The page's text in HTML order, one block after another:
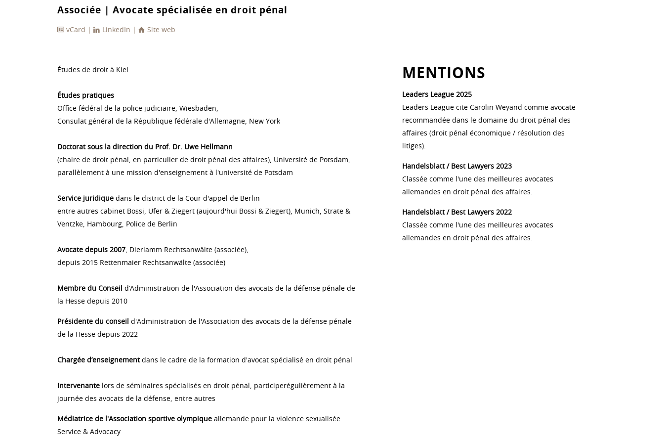
Associée | Avocate spécialisée en droit pénal
vCard LinkedIn Site web
Études de droit à Kiel
Études pratiques
Office fédéral de la police judiciaire, Wiesbaden,
Consulat général de la République fédérale d'Allemagne, New York
Doctorat sous la direction du Prof. Dr. Uwe Hellmann
(chaire de droit pénal, en particulier de droit pénal des affaires), Université de Potsdam,
parallèlement à une mission d'enseignement à l'université de Potsdam
Service juridiquedans le district de la Cour d'appel de Berlin
entre autres cabinet Bossi, Ufer & Ziegert (aujourd'hui Bossi & Ziegert), Munich, Strate &
Ventzke, Hambourg, Police de Berlin
Avocate depuis 2007, Dierlamm Rechtsanwälte (associée),
depuis 2015 Rettenmaier Rechtsanwälte (associée)
Membre du Conseil
d’Administration de l'Association des avocats de la défense pénale de
la Hesse depuis 2010
Présidente du conseil
d'Administration de l'Association des avocats de la défense pénale
de la Hesse depuis 2022
Chargée d’enseignementdans le cadre de la formation d'avocat spécialisé en droit pénal
Intervenantelors de séminaires spécialisés en droit pénal, participerégulièrement à la
journée des avocats de la défense, entre autres
Médiatrice de l'Association sportive olympiqueallemande pour la violence sexualisée
Service & Advocacy
MENTIONS
Leaders League 2025
Leaders League cite Carolin Weyand comme avocate
recommandée dans le domaine du droit pénal des
affaires (droit pénal économique / résolution des
litiges).
Handelsblatt / Best Lawyers 2023
Classée comme l'une des meilleures avocates
allemandes en droit pénal des affaires.
Handelsblatt / Best Lawyers 2022
Classée comme l'une des meilleures avocates
allemandes en droit pénal des affaires.